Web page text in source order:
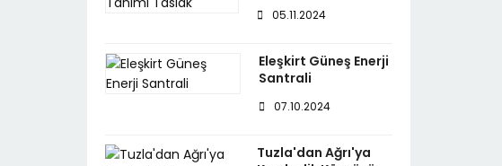
05.11.2024
Eleşkirt Güneş Enerji
Santrali
07.10.2024
Tuzla'dan Ağrı'ya